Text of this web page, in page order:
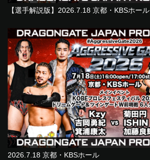
【選手解説版】2026.7.18 京都・KBSホール
2026.7.18 京都・KBSホール